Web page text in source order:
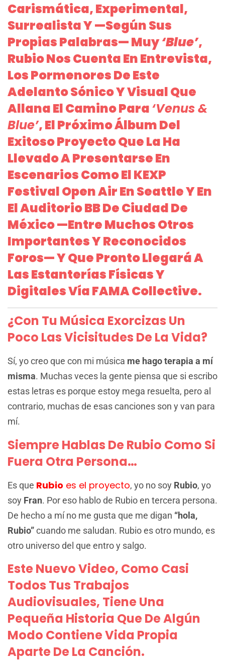
Carismática, Experimental,
Surrealista Y —según Sus
Propias Palabras— Muy‘blue’,
Rubio Nos Cuenta En Entrevista,
Los Pormenores De Este
Adelanto Sónico Y Visual Que
Allana El Camino Para‘Venus &
Blue’, El Próximo Álbum Del
Exitoso Proyecto Que La Ha
Llevado A Presentarse En
Escenarios Como El KEXP
Festival Open Air En Seattle Y En
El Auditorio BB De Ciudad De
México —entre Muchos Otros
Importantes Y Reconocidos
Foros— Y Que Pronto Llegará A
Las Estanterías Físicas Y
Digitales Vía FAMA Collective.
¿Con Tu Música Exorcizas Un
Poco Las Vicisitudes De La Vida?
Sí, yo creo que con mi música me hago terapia a mí
misma. Muchas veces la gente piensa que si escribo
estas letras es porque estoy mega resuelta, pero al
contrario, muchas de esas canciones son y van para
mí.
Siempre Hablas De Rubio Como Si
Fuera Otra Persona…
Es que Rubio es el proyecto, yo no soy Rubio, yo
soy Fran. Por eso hablo de Rubio en tercera persona.
De hecho a mí no me gusta que me digan “hola,
Rubio”cuando me saludan. Rubio es otro mundo, es
otro universo del que entro y salgo.
Este Nuevo Video, Como Casi
Todos Tus Trabajos
Audiovisuales, Tiene Una
Pequeña Historia Que De Algún
Modo Contiene Vida Propia
Aparte De La Canción.